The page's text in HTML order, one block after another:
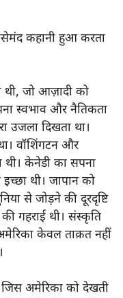
कहानी हुआ करता
जो आज़ादी को
स्वभाव और नैतिकता
उजला दिखता था।
वॉशिंगटन और
केनेडी का सपना
थी। जापान को
से जोड़ने की दूरदृष्टि
की गहराई थी। संस्कृति
केवल ताक़त नहीं
अमेरिका को देखती